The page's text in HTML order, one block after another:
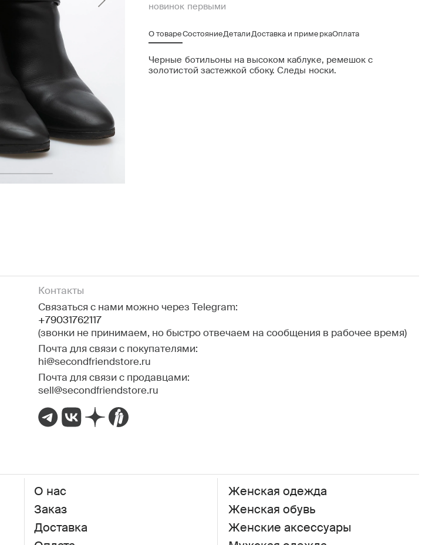
новинок первыми
О товареСостояниеДеталиДоставка и примеркаОплата
Черные ботильоны на высоком каблуке, ремешок с
золотистой застежкой сбоку. Следы носки.
Контакты
Связаться с нами можно через Telegram:
+79031762117
(звонки не принимаем, но быстро отвечаем на сообщения в рабочее время)
Почта для связи с покупателями:
hi@secondfriendstore.ru
Почта для связи с продавцами:
sell@secondfriendstore.ru
О нас
Заказ
Доставка
Женская одежда
Женская обувь
Женские аксессуары